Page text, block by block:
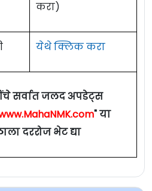
करा)
येथे क्लिक करा
सर्वात जलद अपडेट्स
" या
दररोज भेट द्या